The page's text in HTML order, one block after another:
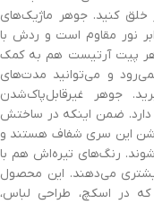
خلق کنید. جوهر ماژیک‌های
نور مقاوم است و ردش با
پیت آرتیست هم به کمک
و می‌توانید مدت‌های
جوهر غیرقابل‌پاک‌شدن
ضمن اینکه در ساختش
این سری شفاف هستند و
رنگ‌های تیره‌اش هم با
می‌دهند. این محصول
که در اسکچ، طراحی لباس،